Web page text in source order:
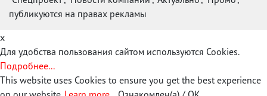
публикуются на правах рекламы
x
Для удобства пользования сайтом используются Cookies.
Подробнее...
This website uses Cookies to ensure you get the best experience